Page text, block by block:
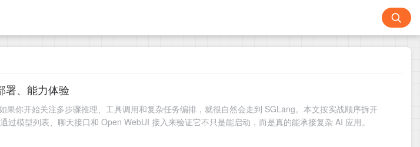
署、能力体验
果你开始关注多步骤推理、工具调用和复杂任务编排，就很自然会走到 SGLang。本文按实战顺序拆开
模型列表、聊天接口和 Open WebUI 接入来验证它不只是能启动，而是真的能承接复杂 AI 应用。